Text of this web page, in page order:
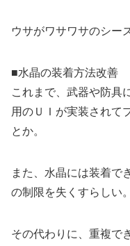
ウサがワサワサのシー
■水晶の装着方法改善
これまで、武器や防具
用のＵＩが実装されて
とか。
また、水晶には装着で
の制限を失くすらしい。
その代わりに、重複で